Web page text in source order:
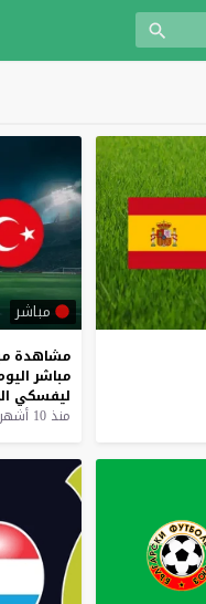
مباشر
مشاهدة
مباشر
ليفسكي
منذ 10 أشهر